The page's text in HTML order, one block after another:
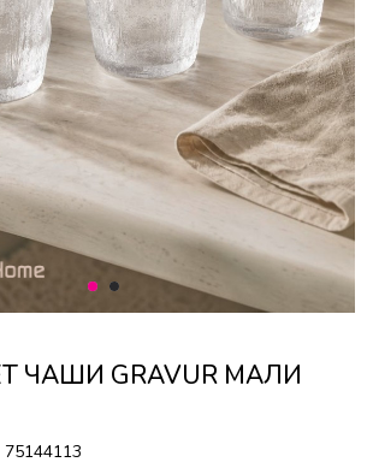
1 2
ЧАШИ GRAVUR МАЛИ
75144113